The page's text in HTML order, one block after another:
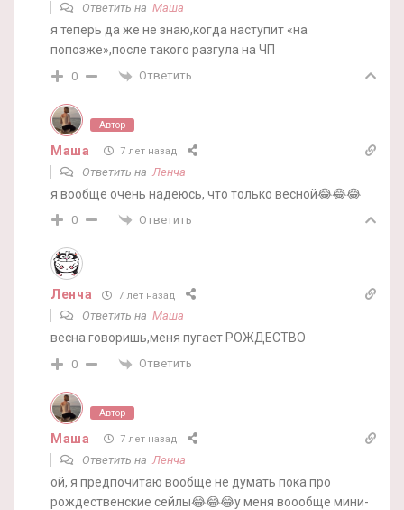
Ответить на Маша
я теперь да же не знаю,когда наступит «на
попозже»,после такого разгула на ЧП
0 Ответить
Автор
Маша 7 лет назад
Ответить на Ленча
я вообще очень надеюсь, что только весной😂😂😂
0 Ответить
Ленча 7 лет назад
Ответить на Маша
весна говоришь,меня пугает РОЖДЕСТВО
0 Ответить
Автор
Маша 7 лет назад
Ответить на Ленча
ой, я предпочитаю вообще не думать пока про
рождественские сейлы😂😂😂у меня воообще мини-